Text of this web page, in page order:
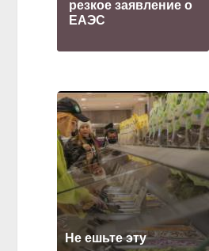
резкое заявление о
ЕАЭС
Не ешьте эту